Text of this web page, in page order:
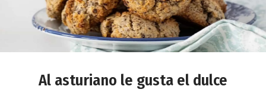
Al asturiano le gusta el dulce